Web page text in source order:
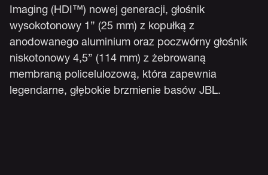
Imaging (HDI™) nowej generacji, głośnik
wysokotonowy 1” (25 mm) z kopułką z
anodowanego aluminium oraz poczwórny głośnik
niskotonowy 4,5” (114 mm) z żebrowaną
membraną policelulozową, która zapewnia
legendarne, głębokie brzmienie basów JBL.